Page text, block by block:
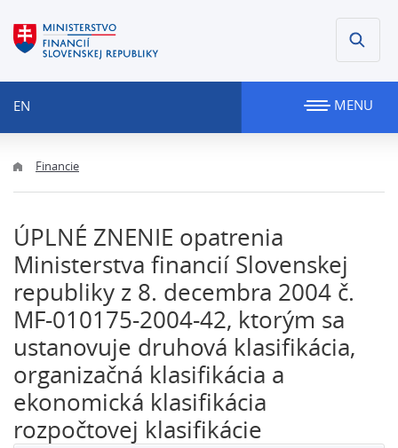
EN MENU
Financie
ÚPLNÉ ZNENIE opatrenia
Ministerstva financií Slovenskej
republiky z 8. decembra 2004 č.
MF-010175-2004-42, ktorým sa
ustanovuje druhová klasifikácia,
organizačná klasifikácia a
ekonomická klasifikácia
rozpočtovej klasifikácie